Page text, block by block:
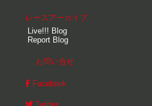
レースアーカイブ
Live!!! Blog
Report Blog
お問い合せ
Facebook